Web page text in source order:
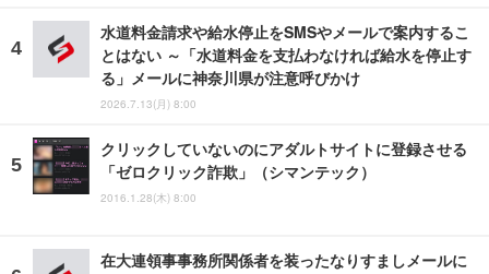
水道料金請求や給水停止をSMSやメールで案内するこ
とはない ～「水道料金を支払わなければ給水を停止す
る」メールに神奈川県が注意呼びかけ
2026.7.13(月) 8:00
クリックしていないのにアダルトサイトに登録させる
「ゼロクリック詐欺」（シマンテック）
2016.1.28(木) 8:00
在大連領事事務所関係者を装ったなりすましメールに